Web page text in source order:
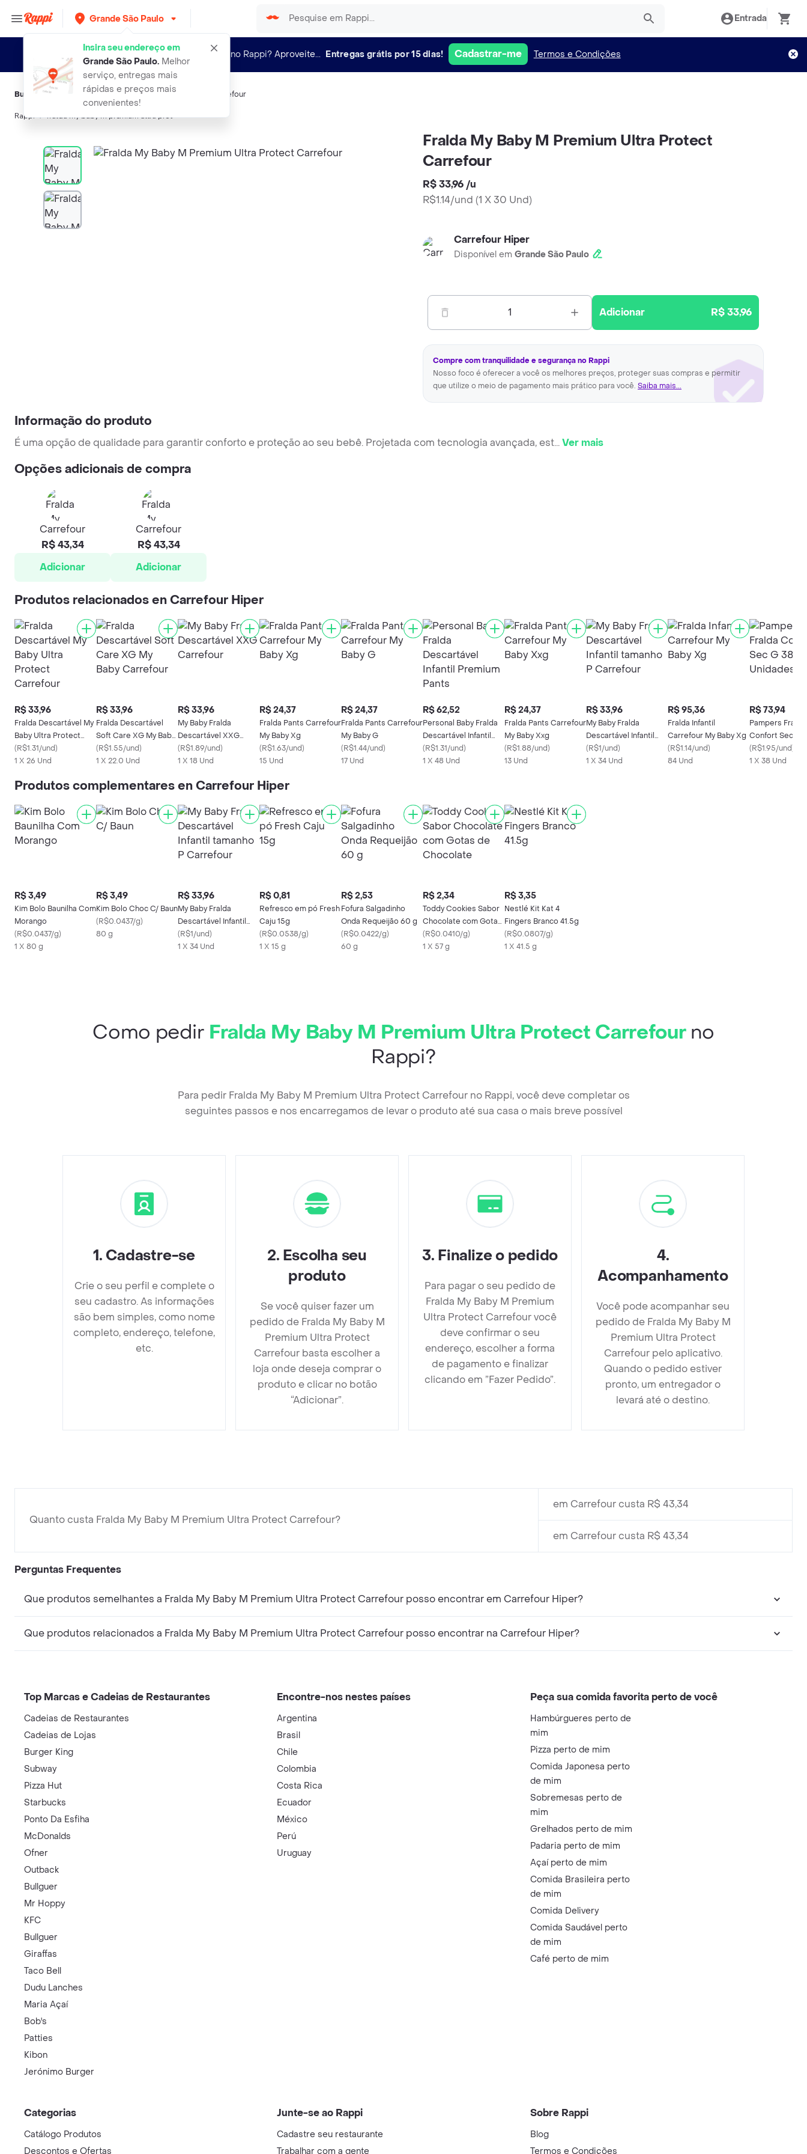
Grande São Paulo
Insira seu endereço em
Grande São Paulo.Melhor
serviço, entregas mais
rápidas e preços mais
convenientes!
Entrada
Novo no Rappi? Aproveite... Entregas grátis por 15 dias! Cadastrar-me Termos e Condições
Buscas relacionadas:Fraldas, Baby,Confort,Pampers Carrefour
Rappi fralda my baby m premium ultra prot
Fralda My Baby M Premium Ultra Protect
Carrefour
R$ 33,96 /u
R$1.14/und (1 X 30 Und)
Carrefour Hiper
Disponível em Grande São Paulo
1 Adicionar R$ 33,96
Compre com tranquilidade e segurança no Rappi
Nosso foco é oferecer a você os melhores preços, proteger suas compras e permitir
que utilize o meio de pagamento mais prático para você. Saiba mais...
Informação do produto
É uma opção de qualidade para garantir conforto e proteção ao seu bebê. Projetada com tecnologia avançada, est...Ver mais
Opções adicionais de compra
Carrefour
R$ 43,34
Adicionar
Carrefour
R$ 43,34
Adicionar
Produtos relacionados en Carrefour Hiper
R$ 33,96
Fralda Descartável My
Baby Ultra Protect
Carrefour
(R$1.31/und)
1 X 26 Und
R$ 33,96
Fralda Descartável
Soft Care XG My Baby
Carrefour
(R$1.55/und)
1 X 22.0 Und
R$ 33,96
My Baby Fralda
Descartável XXG
Carrefour
(R$1.89/und)
1 X 18 Und
R$ 24,37
Fralda Pants Carrefour
My Baby Xg
(R$1.63/und)
15 Und
R$ 24,37
Fralda Pants Carrefour
My Baby G
(R$1.44/und)
17 Und
R$ 62,52
Personal Baby Fralda
Descartável Infantil
Premium Pants
(R$1.31/und)
1 X 48 Und
R$ 24,37
Fralda Pants Carrefour
My Baby Xxg
(R$1.88/und)
13 Und
R$ 33,96
My Baby Fralda
Descartável Infantil
tamanho P Carrefour
(R$1/und)
1 X 34 Und
R$ 95,36
Fralda Infantil
Carrefour My Baby Xg
(R$1.14/und)
84 Und
R$ 73,94
Pampers Fralda
Confort Sec G
Unidades
(R$1.95/und)
1 X 38 Und
Produtos complementares en Carrefour Hiper
R$ 3,49
Kim Bolo Baunilha Com
Morango
(R$0.0437/g)
1 X 80 g
R$ 3,49
Kim Bolo Choc C/ Baun
(R$0.0437/g)
80 g
R$ 33,96
My Baby Fralda
Descartável Infantil
tamanho P Carrefour
(R$1/und)
1 X 34 Und
R$ 0,81
Refresco em pó Fresh
Caju 15g
(R$0.0538/g)
1 X 15 g
R$ 2,53
Fofura Salgadinho
Onda Requeijão 60 g
(R$0.0422/g)
60 g
R$ 2,34
Toddy Cookies Sabor
Chocolate com Gotas
de Chocolate
(R$0.0410/g)
1 X 57 g
R$ 3,35
Nestlé Kit Kat 4
Fingers Branco 41.5g
(R$0.0807/g)
1 X 41.5 g
Como pedir Fralda My Baby M Premium Ultra Protect Carrefourno
Rappi?
Para pedir Fralda My Baby M Premium Ultra Protect Carrefour no Rappi, você deve completar os
seguintes passos e nos encarregamos de levar o produto até sua casa o mais breve possível
1. Cadastre-se
Crie o seu perfil e complete o
seu cadastro. As informações
são bem simples, como nome
completo, endereço, telefone,
etc.
2. Escolha seu
produto
Se você quiser fazer um
pedido de Fralda My Baby M
Premium Ultra Protect
Carrefour basta escolher a
loja onde deseja comprar o
produto e clicar no botão
“Adicionar”.
3. Finalize o pedido
Para pagar o seu pedido de
Fralda My Baby M Premium
Ultra Protect Carrefour você
deve confirmar o seu
endereço, escolher a forma
de pagamento e finalizar
clicando em ”Fazer Pedido”.
4.
Acompanhamento
Você pode acompanhar seu
pedido de Fralda My Baby M
Premium Ultra Protect
Carrefour pelo aplicativo.
Quando o pedido estiver
pronto, um entregador o
levará até o destino.
Quanto custa Fralda My Baby M Premium Ultra Protect Carrefour?
em Carrefour custa R$ 43,34
em Carrefour custa R$ 43,34
Perguntas Frequentes
Que produtos semelhantes a Fralda My Baby M Premium Ultra Protect Carrefour posso encontrar em Carrefour Hiper?
Que produtos relacionados a Fralda My Baby M Premium Ultra Protect Carrefour posso encontrar na Carrefour Hiper?
Top Marcas e Cadeias de Restaurantes
Cadeias de Restaurantes
Cadeias de Lojas
Burger King
Subway
Pizza Hut
Starbucks
Ponto Da Esfiha
McDonalds
Ofner
Outback
Bullguer
Mr Hoppy
KFC
Bullguer
Giraffas
Taco Bell
Dudu Lanches
Maria Açaí
Bob's
Patties
Kibon
Jerónimo Burger
Encontre-nos nestes países
Argentina
Brasil
Chile
Colombia
Costa Rica
Ecuador
México
Perú
Uruguay
Peça sua comida favorita perto de você
Hambúrgueres perto de
mim
Pizza perto de mim
Comida Japonesa perto
de mim
Sobremesas perto de
mim
Grelhados perto de mim
Padaria perto de mim
Açaí perto de mim
Comida Brasileira perto
de mim
Comida Delivery
Comida Saudável perto
de mim
Café perto de mim
Categorias
Catálogo Produtos
Descontos e Ofertas
Junte-se ao Rappi
Cadastre seu restaurante
Trabalhar com a gente
Sobre Rappi
Blog
Termos e Condições